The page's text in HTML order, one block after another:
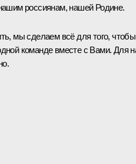
россиянам, нашей Родине.
мы сделаем всё для того, чтобы
команде вместе с Вами. Для